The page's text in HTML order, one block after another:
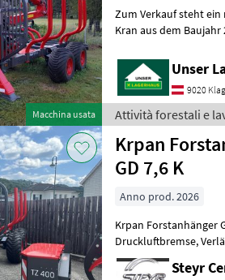
Macchina usata
Zum Verkauf steht ein
Kran aus dem
Unser
9020
Attività forestali e
Krpan
GD 7,6 K
Anno prod. 2026
Krpan Forstanhänger GP 8 DF, BJ: 2026,
Druckluftbremse, Verlängerung der Ladefläche, 4 Stück Rungenpaare,
Steyr